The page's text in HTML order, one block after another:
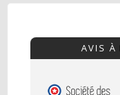
AVIS À